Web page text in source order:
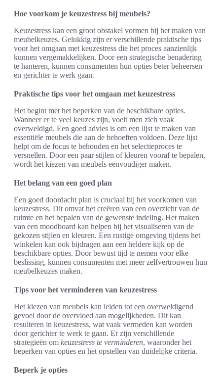
Hoe voorkom je keuzestress bij meubels?
Keuzestress kan een groot obstakel vormen bij het maken van
meubelkeuzes. Gelukkig zijn er verschillende praktische tips
voor het omgaan met keuzestress die het proces aanzienlijk
kunnen vergemakkelijken. Door een strategische benadering
te hanteren, kunnen consumenten hun opties beter beheersen
en gerichter te werk gaan.
Praktische tips voor het omgaan met keuzestress
Het begint met het beperken van de beschikbare opties.
Wanneer er te veel keuzes zijn, voelt men zich vaak
overweldigd. Een goed advies is om een lijst te maken van
essentiële meubels die aan de behoeften voldoen. Deze lijst
helpt om de focus te behouden en het selectieproces te
versnellen. Door een paar stijlen of kleuren vooraf te bepalen,
wordt het kiezen van meubels eenvoudiger maken.
Het belang van een goed plan
Een goed doordacht plan is cruciaal bij het voorkomen van
keuzestress. Dit omvat het creëren van een overzicht van de
ruimte en het bepalen van de gewenste indeling. Het maken
van een moodboard kan helpen bij het visualiseren van de
gekozen stijlen en kleuren. Een rustige omgeving tijdens het
winkelen kan ook bijdragen aan een heldere kijk op de
beschikbare opties. Door bewust tijd te nemen voor elke
beslissing, kunnen consumenten met meer zelfvertrouwen hun
meubelkeuzes maken.
Tips voor het verminderen van keuzestress
Het kiezen van meubels kan leiden tot een overweldigend
gevoel door de overvloed aan mogelijkheden. Dit kan
resulteren in keuzestress, wat vaak vermeden kan worden
door gerichter te werk te gaan. Er zijn verschillende
strategieën om keuzestress te verminderen, waaronder het
beperken van opties en het opstellen van duidelijke criteria.
Beperk je opties